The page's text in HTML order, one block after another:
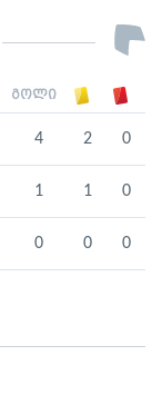
გოლი
4 2 0
1 1 0
0 0 0